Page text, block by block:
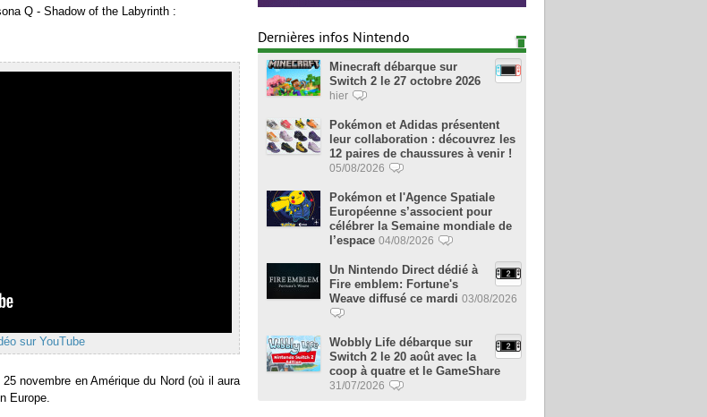
Q - Shadow of the Labyrinth :
sur YouTube
novembre en Amérique du Nord (où il aura
Europe.
Dernières infos Nintendo
Minecraft débarque sur
Switch 2 le 27 octobre 2026
hier
Pokémon et Adidas présentent
leur collaboration : découvrez les
12 paires de chaussures à venir !
05/08/2026
Pokémon et l'Agence Spatiale
Européenne s’associent pour
célébrer la Semaine mondiale de
l’espace 04/08/2026
Un Nintendo Direct dédié à
Fire emblem: Fortune's
Weave diffusé ce mardi 03/08/2026
Wobbly Life débarque sur
Switch 2 le 20 août avec la
coop à quatre et le GameShare
31/07/2026